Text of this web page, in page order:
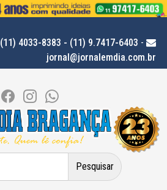
(11) 4033-8383 - (11) 9.7417-6403 -
jornal@jornalemdia.com.br